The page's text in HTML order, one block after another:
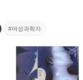
#여성과학자